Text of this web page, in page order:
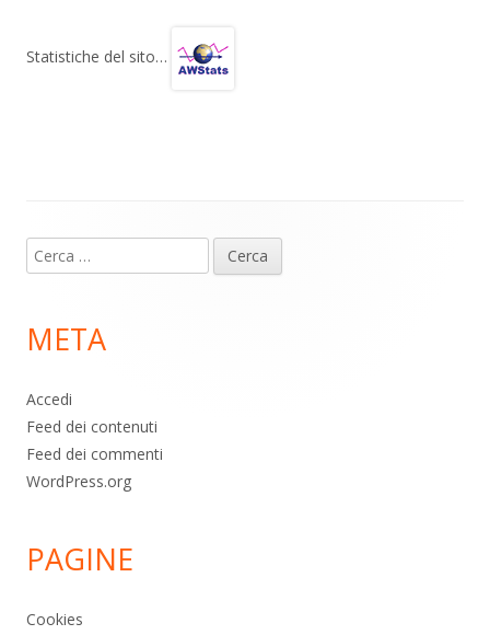
gr s b
Statistiche del sito…
piè
pagina
Ricerca
per:
META
Accedi
Feed dei contenuti
Feed dei commenti
WordPress.org
PAGINE
Cookies